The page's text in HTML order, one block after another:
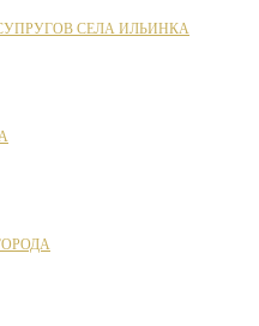
СЕЛА ИЛЬИНКА